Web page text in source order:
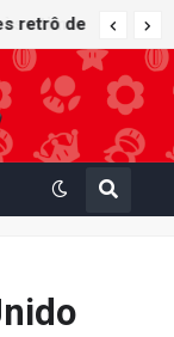
retrô de
Circuit
vítimas